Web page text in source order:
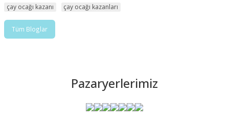
çay ocağı kazanı
çay ocağı kazanları
Tüm Bloglar
Pazaryerlerimiz